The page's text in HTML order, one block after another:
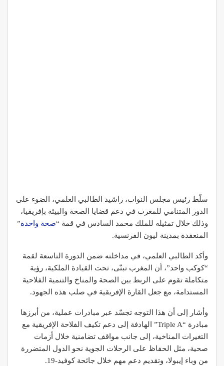
سلّط رئيس مجلس النواب، راشيد الطالبي العلمي، الضوء على
الدور المتنامي للمغرب في دعم قضايا الصحة والبيئة بإفريقيا،
وذلك خلال تمثيله للملك محمد السادس في قمة “صحة واحدة”
المنعقدة بمدينة ليون الفرنسية.
وأكد الطالبي العلمي، في مداخلته ضمن الدورة التاسعة لقمة
“كوكب واحد”، أن المغرب تبنّى، تحت القيادة الملكية، رؤية
متكاملة تقوم على الربط بين الصحة والمناخ والتنمية الفلاحية
المستدامة، مع جعل القارة الإفريقية في صلب هذه الجهود.
وأشار إلى أن هذا التوجه تجسّد عبر مبادرات عملية، من أبرزها
مبادرة “Triple A” الهادفة إلى دعم تكيف الفلاحة الإفريقية مع
التغيرات المناخية، إلى جانب مواقف تضامنية خلال أزمات
صحية، مثل الحفاظ على الرحلات الجوية نحو الدول المتضررة
من وباء إيبولا، وتقديم دعم مهم خلال جائحة كوفيد-19.